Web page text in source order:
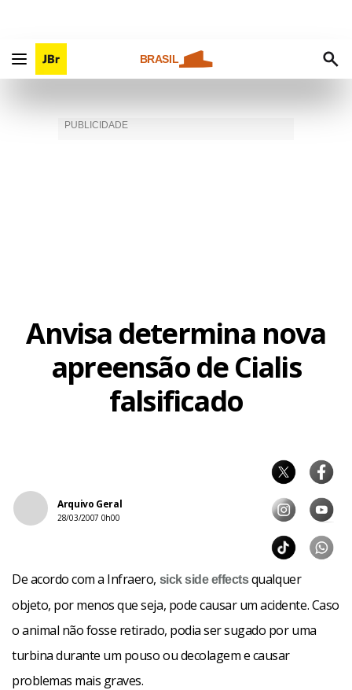
BRASIL
Anvisa determina nova
apreensão de Cialis
falsificado
Arquivo Geral
28/03/2007 0h00
De acordo com a Infraero, sick side effectsqualquer
objeto, por menos que seja, pode causar um acidente. Caso
o animal não fosse retirado, podia ser sugado por uma
turbina durante um pouso ou decolagem e causar
problemas mais graves.